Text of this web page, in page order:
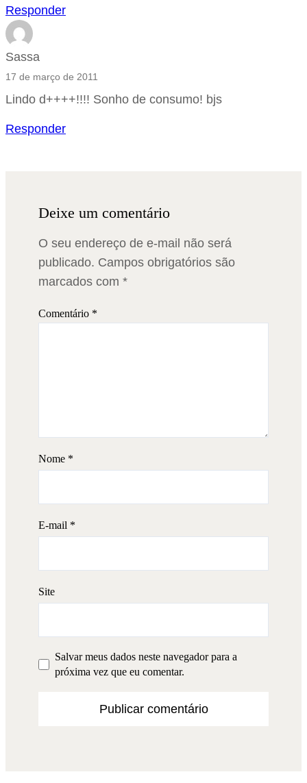
Responder
Sassa
17 de março de 2011
Lindo d++++!!!! Sonho de consumo! bjs
Responder
Deixe um comentário
O seu endereço de e-mail não será
publicado. Campos obrigatórios são
marcados com *
Comentário *
Nome *
E-mail *
Site
Salvar meus dados neste navegador para a
próxima vez que eu comentar.